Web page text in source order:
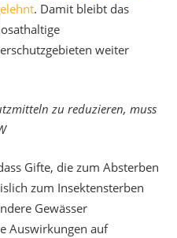
. Damit bleibt das
weiter
zu reduzieren, muss
Gifte, die zum Absterben
zum Insektensterben
Gewässer
Auswirkungen auf